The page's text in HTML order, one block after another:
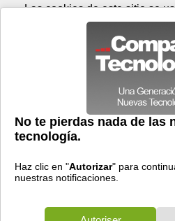
Prensa Videos
> pendientes
pendientes actualizaciones
263 resultados
Viernes 07 de agosto - 15:48
Las cookies de este sitio se
contenido y los anuncios, para
sociales y para analizar el
información sobre el uso que
partners de medios sociales,
web.